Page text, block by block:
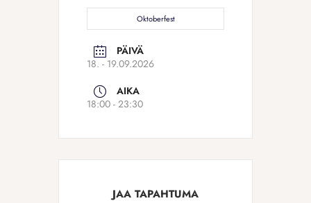
Oktoberfest
PÄIVÄ
18. - 19.09.2026
AIKA
18:00 - 23:30
JAA TAPAHTUMA